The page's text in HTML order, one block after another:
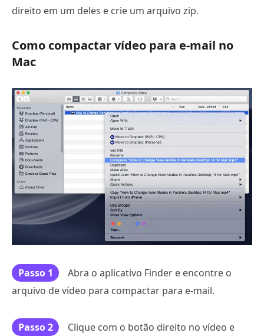
direito em um deles e crie um arquivo zip.
Como compactar vídeo para e-mail no
Mac
Passo 1
Abra o aplicativo Finder e encontre o
arquivo de vídeo para compactar para e-mail.
Passo 2
Clique com o botão direito no vídeo e